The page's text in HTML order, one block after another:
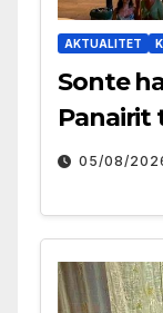
AKTUALITET
Sonte
Panairit
05/08/